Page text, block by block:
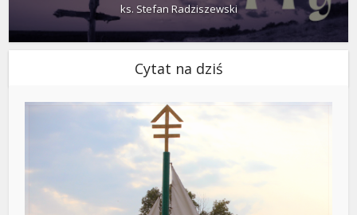
ks. Stefan Radziszewski
Cytat na dziś